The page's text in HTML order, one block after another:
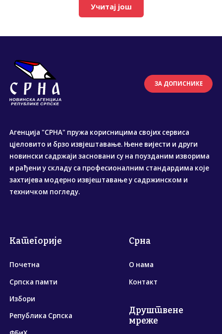
Учитај још
ЗА ДОПИСНИКЕ
Агенција "СРНА" пружа корисницима својих сервиса
цјеловито и брзо извјештавање. Њене вијести и други
новински садржаји засновани су на поузданим изворима
и рађени у складу са професионалним стандардима које
захтијева модерно извјештавање у садржинском и
техничком погледу.
Категорије
Почетна
Српска памти
Избори
Република Српска
Срна
О нама
Контакт
Друштвене
мреже